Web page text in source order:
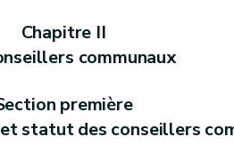
Chapitre II
communaux
première
statut des conseillers